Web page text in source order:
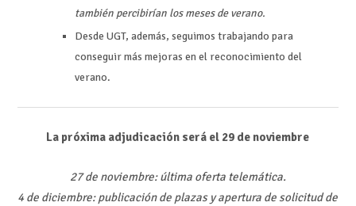
también percibirían los meses de verano.
Desde UGT, además, seguimos trabajando para
conseguir más mejoras en el reconocimiento del
verano.
La próxima adjudicación será el 29 de noviembre
27 de noviembre: última oferta telemática.
4 de diciembre: publicación de plazas y apertura de solicitud de